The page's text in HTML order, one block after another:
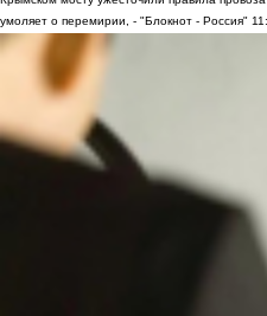
умоляет о перемирии, - "Блокнот - Россия"